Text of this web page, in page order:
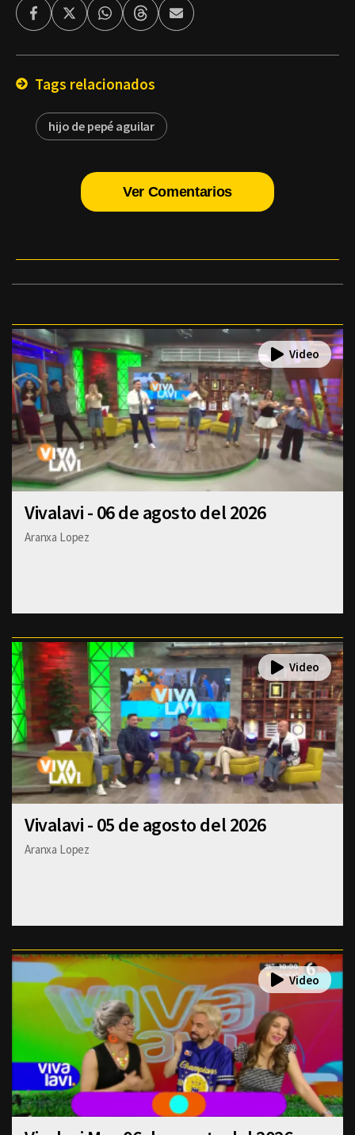
FacebookTwitterWhatsappThreadsEnviar
por
Tags relacionados
hijo de pepé aguilar
Ver Comentarios
Vivalavi - 06 de agosto del 2026
Aranxa Lopez
Vivalavi - 05 de agosto del 2026
Aranxa Lopez